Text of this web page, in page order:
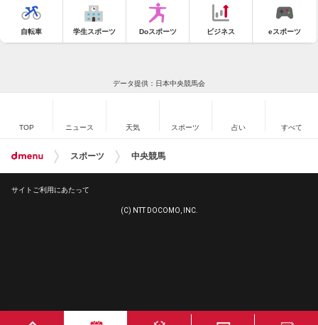
自転車 学生スポーツ Doスポーツ ビジネス eスポーツ
データ提供：日本中央競馬会
TOP ニュース 天気 スポーツ 占い すべて
スポーツ 中央競馬
サイトご利用にあたって
(C) NTT DOCOMO, INC.